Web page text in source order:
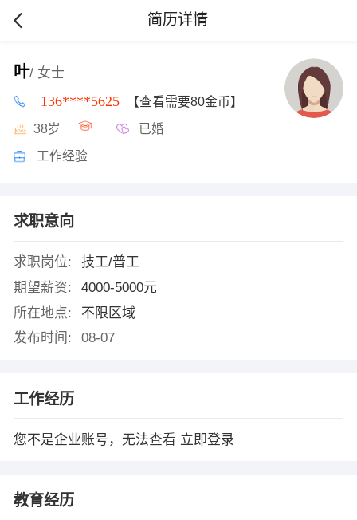
简历详情
叶/ 女士
136****5625 【查看需要80金币】
38岁 已婚
工作经验
求职意向
求职岗位:
技工/普工
期望薪资:
4000-5000元
所在地点:
不限区域
发布时间:
08-07
工作经历
您不是企业账号，无法查看 立即登录
教育经历